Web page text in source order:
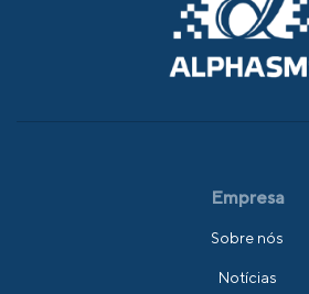
Empresa
Sobre nós
Notícias